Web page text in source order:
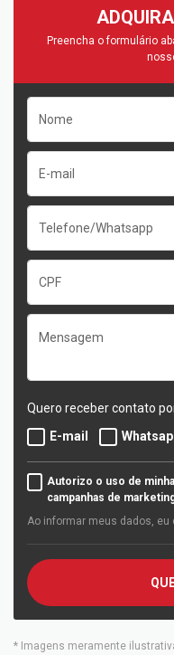
Preencha o formulário
Quero receber contato
E-mail
Autorizo o uso de
campanhas de
Ao informar meus dados, eu
* Imagens meramente